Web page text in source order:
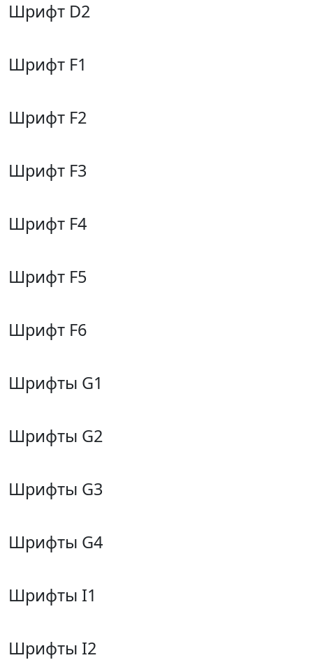
Шрифт D2
Шрифт F1
Шрифт F2
Шрифт F3
Шрифт F4
Шрифт F5
Шрифт F6
Шрифты G1
Шрифты G2
Шрифты G3
Шрифты G4
Шрифты I1
Шрифты I2